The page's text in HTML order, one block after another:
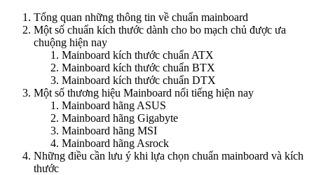
Tổng quan những thông tin về chuẩn mainboard
Một số chuẩn kích thước dành cho bo mạch chủ được ưa
chuộng hiện nay
Mainboard kích thước chuẩn ATX
Mainboard kích thước chuẩn BTX
Mainboard kích thước chuẩn DTX
Một số thương hiệu Mainboard nổi tiếng hiện nay
Mainboard hãng ASUS
Mainboard hãng Gigabyte
Mainboard hãng MSI
Mainboard hãng Asrock
Những điều cần lưu ý khi lựa chọn chuẩn mainboard và kích
thước